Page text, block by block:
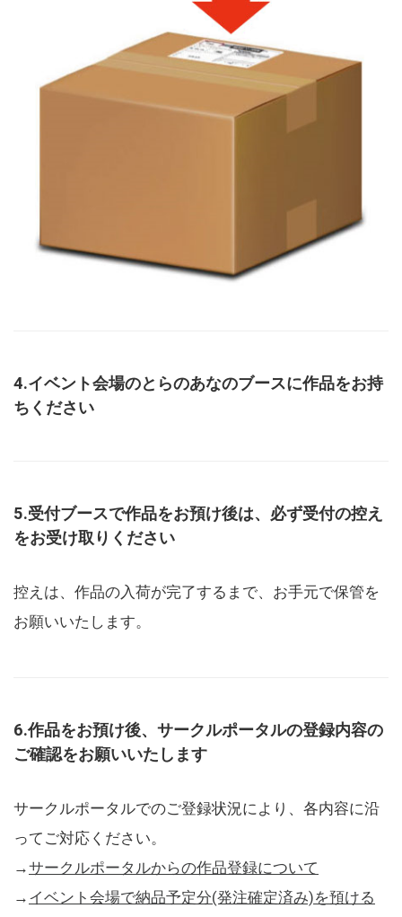
4.イベント会場のとらのあなのブースに作品をお持
ちください
5.受付ブースで作品をお預け後は、必ず受付の控え
をお受け取りください
控えは、作品の入荷が完了するまで、お手元で保管を
お願いいたします。
6.作品をお預け後、サークルポータルの登録内容の
ご確認をお願いいたします
サークルポータルでのご登録状況により、各内容に沿
ってご対応ください。
→サークルポータルからの作品登録について
→ イベント会場で納品予定分(発注確定済み)を預ける